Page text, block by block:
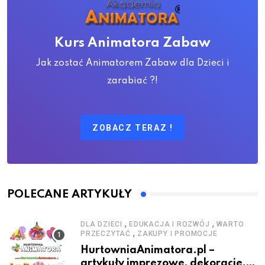
Kurs Animatora Zabaw
Jak zostać Animatorem Zabaw dla Dzieci i
zarabiać ?!
ZOBACZ TERAZ !
POLECANE ARTYKUŁY
DLA DZIECI , EDUKACJA I ROZWÓJ , WARTO
PRZECZYTAĆ , ZAKUPY I PROMOCJE
HurtowniaAnimatora.pl –